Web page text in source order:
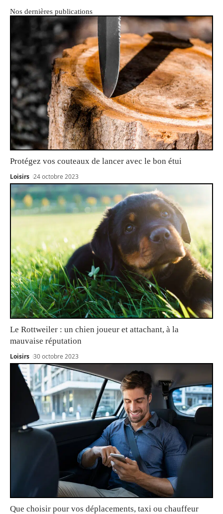
Nos dernières publications
Protégez vos couteaux de lancer avec le bon étui
Loisirs 24 octobre 2023
Le Rottweiler : un chien joueur et attachant, à la
mauvaise réputation
Loisirs 30 octobre 2023
Que choisir pour vos déplacements, taxi ou chauffeur